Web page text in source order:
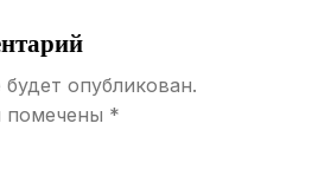
опубликован.
помечены *